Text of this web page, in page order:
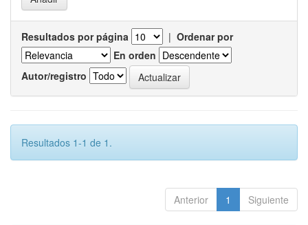
Resultados por página | Ordenar por
En orden
Autor/registro
Resultados 1-1 de 1.
Anterior 1 Siguiente